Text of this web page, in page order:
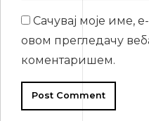
Сачувај моје име,
овом прегледачу
коментаришем.
Post Comment